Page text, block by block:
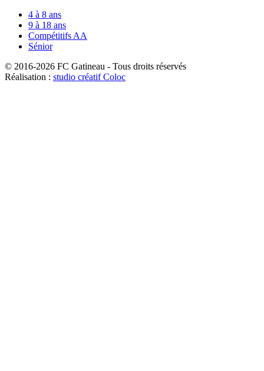
4 à 8 ans
9 à 18 ans
Compétitifs AA
Sénior
© 2016-2026 FC Gatineau - Tous droits réservés
Réalisation : studio créatif Coloc